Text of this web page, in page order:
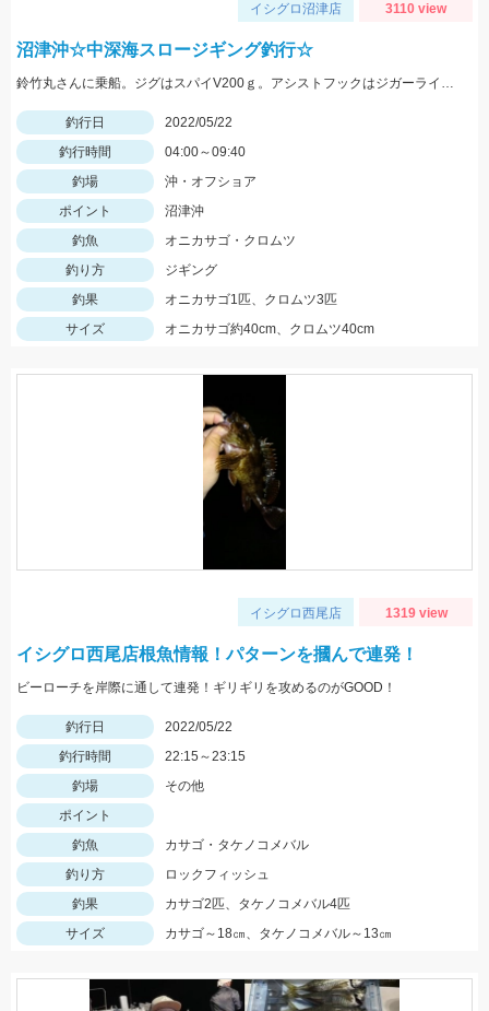
イシグロ沼津店 3110 view
沼津沖☆中深海スロージギング釣行☆
鈴竹丸さんに乗船。ジグはスパイV200ｇ。アシストフックはジガーライトシワリ2/0を使用。
釣行日
2022/05/22
釣行時間
04:00～09:40
釣場
沖・オフショア
ポイント
沼津沖
釣魚
オニカサゴ・クロムツ
釣り方
ジギング
釣果
オニカサゴ1匹、クロムツ3匹
サイズ
オニカサゴ約40cm、クロムツ40cm
イシグロ西尾店 1319 view
イシグロ西尾店根魚情報！パターンを摑んで連発！
ビーローチを岸際に通して連発！ギリギリを攻めるのがGOOD！
釣行日
2022/05/22
釣行時間
22:15～23:15
釣場
その他
ポイント
釣魚
カサゴ・タケノコメバル
釣り方
ロックフィッシュ
釣果
カサゴ2匹、タケノコメバル4匹
サイズ
カサゴ～18㎝、タケノコメバル～13㎝